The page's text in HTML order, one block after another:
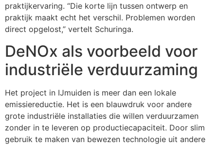
praktijkervaring. “Die korte lijn tussen ontwerp en
praktijk maakt echt het verschil. Problemen worden
direct opgelost,” vertelt Schuringa.
DeNOx als voorbeeld voor
industriële verduurzaming
Het project in IJmuiden is meer dan een lokale
emissiereductie. Het is een blauwdruk voor andere
grote industriële installaties die willen verduurzamen
zonder in te leveren op productiecapaciteit. Door slim
gebruik te maken van bewezen technologie uit andere